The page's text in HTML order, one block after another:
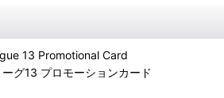
13 Promotional Card
グ13 プロモーションカード